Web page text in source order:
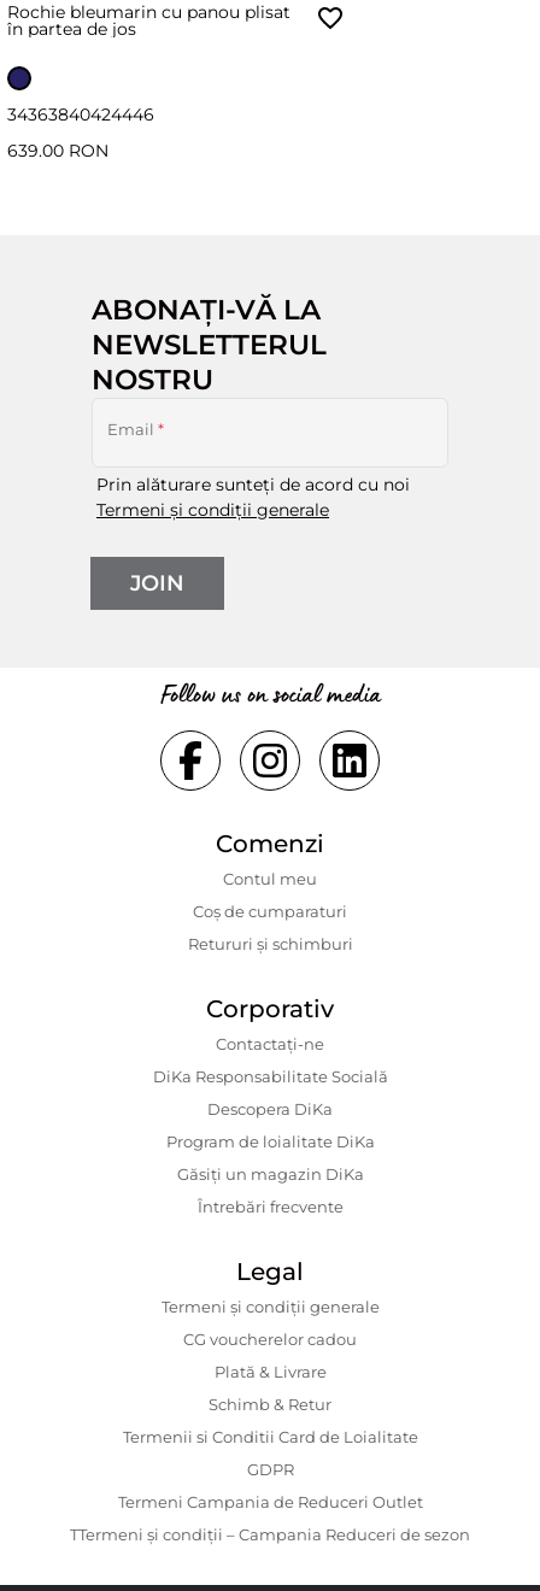
Rochie bleumarin cu panou plisat
în partea de jos
34363840424446
639.00 RON
ABONAȚI-VĂ LA
NEWSLETTERUL
NOSTRU
Email *
Prin alăturare sunteți de acord cu noi
Termeni și condiții generale
JOIN
Follow us on social media
Comenzi
Contul meu
Coș de cumparaturi
Retururi și schimburi
Corporativ
Contactaţi-ne
DiKa Responsabilitate Socială
Descopera DiKa
Program de loialitate DiKa
Găsiți un magazin DiKa
Întrebări frecvente
Legal
Termeni și condiții generale
CG voucherelor cadou
Plată & Livrare
Schimb & Retur
Termenii si Conditii Card de Loialitate
GDPR
Termeni Campania de Reduceri Outlet
TTermeni și condiții – Campania Reduceri de sezon